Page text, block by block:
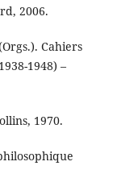
2006.
Cahiers
1948) –
1970.